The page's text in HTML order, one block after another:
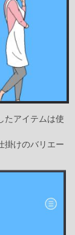
たアイテムは使
掛けのバリエー